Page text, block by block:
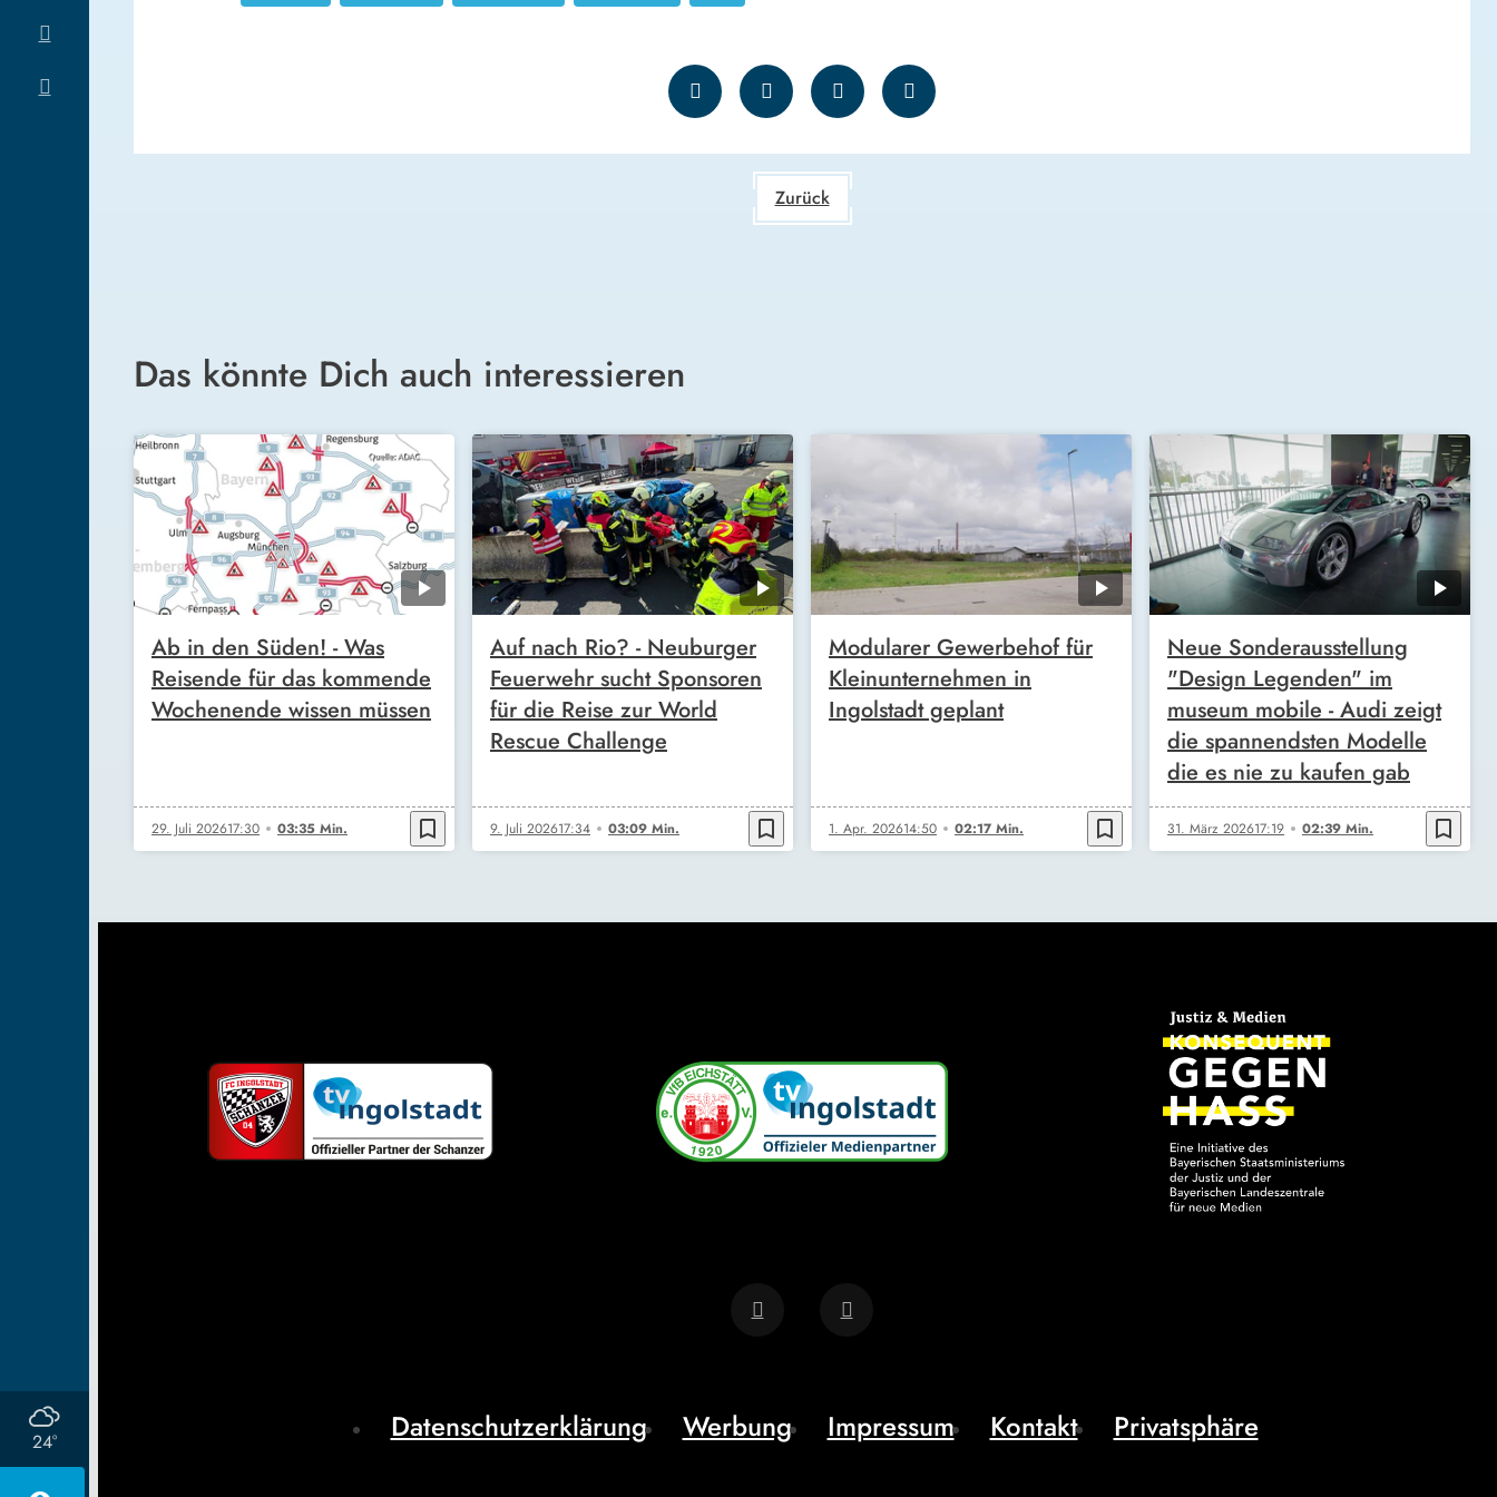
24°
Zurück
Das könnte Dich auch interessieren
Ab in den Süden! - Was
Reisende für das kommende
Wochenende wissen müssen
29. Juli 202617:30 03:35 Min. bookmark_border
Auf nach Rio? - Neuburger
Feuerwehr sucht Sponsoren
für die Reise zur World
Rescue Challenge
9. Juli 202617:34 03:09 Min. bookmark_border
Modularer Gewerbehof für
Kleinunternehmen in
Ingolstadt geplant
1. Apr. 202614:50 02:17 Min. bookmark_border
Neue Sonderausstellung
"Design Legenden" im
museum mobile - Audi zeigt
die spannendsten Modelle
die es nie zu kaufen gab
31. März 202617:19 02:39 Min. bookmark_border
Datenschutzerklärung Werbung Impressum Kontakt Privatsphäre